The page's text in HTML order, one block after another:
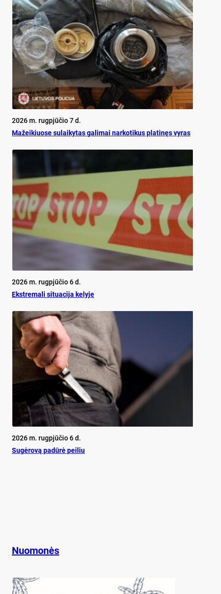
2026 m. rugpjūčio 7 d.
Mažeikiuose sulaikytas galimai narkotikus platinęs vyras
2026 m. rugpjūčio 6 d.
Ekst­re­ma­li si­tua­ci­ja ke­ly­je
2026 m. rugpjūčio 6 d.
Su­gė­ro­vą pa­dū­rė pei­liu
Nuomonės